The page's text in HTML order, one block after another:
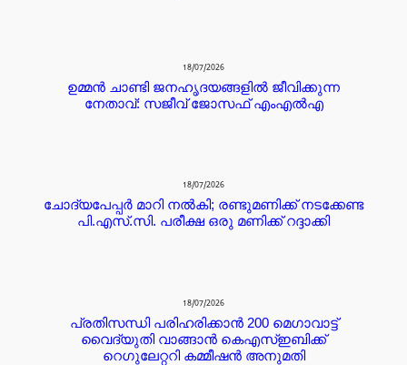
18/07/2026
ഉമ്മൻ ചാണ്ടി ജനഹൃദയങ്ങളിൽ ജീവിക്കുന്ന
നേതാവ്: സജീവ് ജോസഫ് എംഎൽഎ
18/07/2026
ചോദ്യപേപ്പർ മാറി നൽകി; രണ്ടുമണിക്ക് നടക്കേണ്ട
പി.എസ്.സി. പരീക്ഷ ഒരു മണിക്ക് റദ്ദാക്കി
18/07/2026
പ്രതിസന്ധി പരിഹരിക്കാൻ 200 മെഗാവാട്ട്
വൈദ്യുതി വാങ്ങാൻ കെഎസ്ഇബിക്ക്
റെഗുലേറ്ററി കമ്മീഷൻ അനുമതി